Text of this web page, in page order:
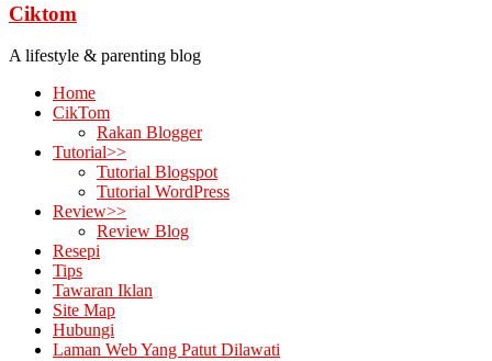
Ciktom
A lifestyle & parenting blog
Home
CikTom
Rakan Blogger
Tutorial>>
Tutorial Blogspot
Tutorial WordPress
Review>>
Review Blog
Resepi
Tips
Tawaran Iklan
Site Map
Hubungi
Laman Web Yang Patut Dilawati